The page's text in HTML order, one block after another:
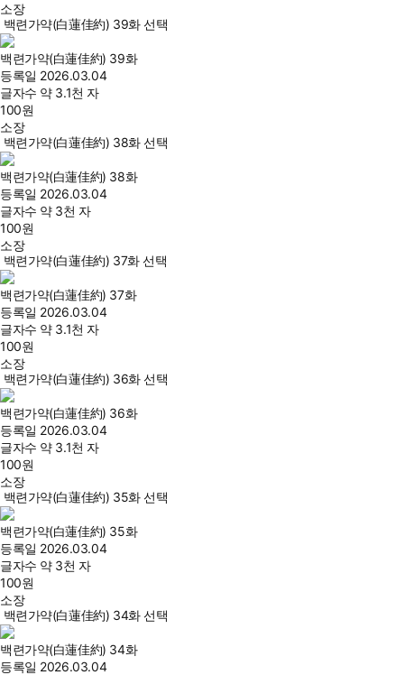
소장
백련가약(白蓮佳約) 39화 선택
백련가약(白蓮佳約) 39화
등록일 2026.03.04
글자수 약 3.1천 자
100원
소장
백련가약(白蓮佳約) 38화 선택
백련가약(白蓮佳約) 38화
등록일 2026.03.04
글자수 약 3천 자
100원
소장
백련가약(白蓮佳約) 37화 선택
백련가약(白蓮佳約) 37화
등록일 2026.03.04
글자수 약 3.1천 자
100원
소장
백련가약(白蓮佳約) 36화 선택
백련가약(白蓮佳約) 36화
등록일 2026.03.04
글자수 약 3.1천 자
100원
소장
백련가약(白蓮佳約) 35화 선택
백련가약(白蓮佳約) 35화
등록일 2026.03.04
글자수 약 3천 자
100원
소장
백련가약(白蓮佳約) 34화 선택
백련가약(白蓮佳約) 34화
등록일 2026.03.04